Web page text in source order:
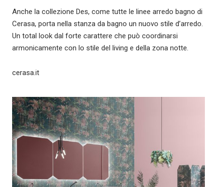
Anche la collezione Des, come tutte le linee arredo bagno di
Cerasa, porta nella stanza da bagno un nuovo stile d’arredo.
Un total look dal forte carattere che può coordinarsi
armonicamente con lo stile del living e della zona notte.
cerasa.it